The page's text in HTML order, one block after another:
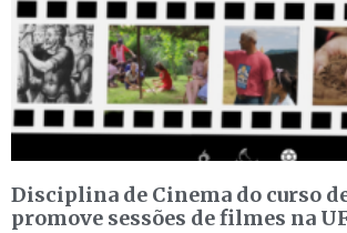
Disciplina de Cinema do curso
promove sessões de filmes na